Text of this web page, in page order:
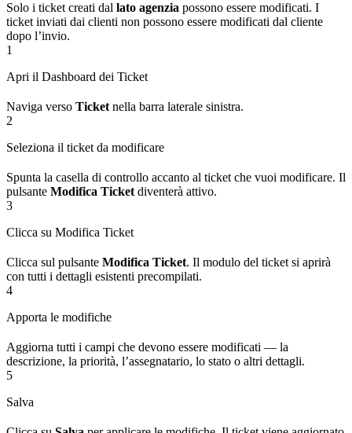
Solo i ticket creati dal lato agenzia possono essere modificati. I
ticket inviati dai clienti non possono essere modificati dal cliente
dopo l’invio.
1
Apri il Dashboard dei Ticket
Naviga verso Ticket nella barra laterale sinistra.
2
Seleziona il ticket da modificare
Spunta la casella di controllo accanto al ticket che vuoi modificare. Il
pulsante Modifica Ticket diventerà attivo.
3
Clicca su Modifica Ticket
Clicca sul pulsante Modifica Ticket. Il modulo del ticket si aprirà
con tutti i dettagli esistenti precompilati.
4
Apporta le modifiche
Aggiorna tutti i campi che devono essere modificati — la
descrizione, la priorità, l’assegnatario, lo stato o altri dettagli.
5
Salva